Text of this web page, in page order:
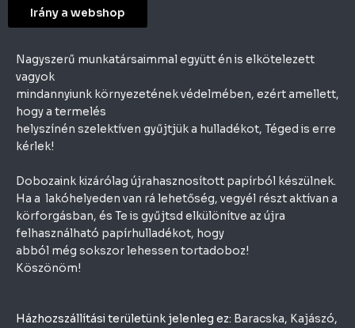
Irány a webshop
Nagyszerű munkatársaimmal együtt én is elkötelezett
vagyok
mindannyiunk környezetének védelmében, ezért amellett,
hogy a termelés
helyszínén szelektíven gyűjtjük a hulladékot, Téged is erre
kérlek!
Dobozaink kizárólag újrahasznosított papírból készülnek.
Ha a lakóhelyeden van rá lehetőség, vegyél részt aktívan a
körforgásban, és Te is gyűjtsd elkülönítve az újra
felhasználható papírhulladékot, hogy
abból még sokszor lehessen tortadoboz!
Köszönöm!
Házhozszállítási területünk jelenleg ez: Baracska, Kajászó,